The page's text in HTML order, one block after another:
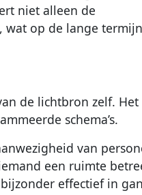
niet alleen de
wat op de lange termijn
de lichtbron zelf. Het
schema’s.
van
een ruimte
effectief in